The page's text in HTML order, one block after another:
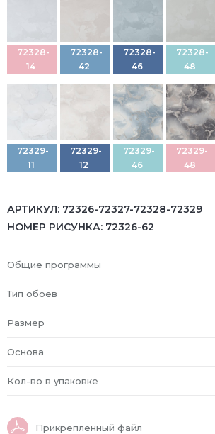
72328-
14
72328-
42
72328-
46
72328-
48
72329-
11
72329-
12
72329-
46
72329-
48
АРТИКУЛ: 72326-72327-72328-72329
НОМЕР РИСУНКА: 72326-62
Общие программы
Тип обоев
Размер
Основа
Кол-во в упаковке
Прикреплённый файл